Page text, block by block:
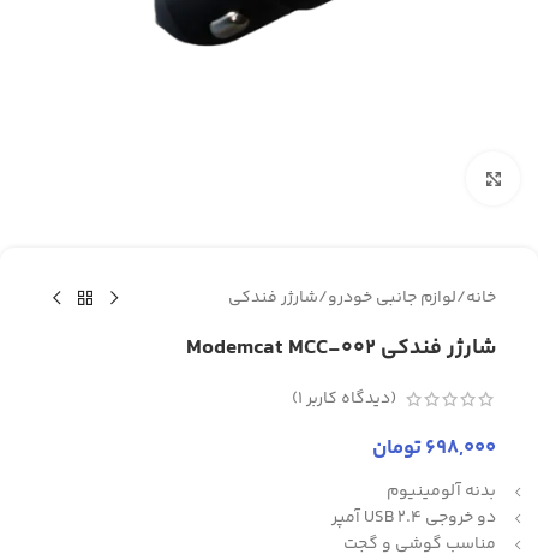
خانه/لوازم جانبی خودرو/شارژر فندکی
شارژر فندکی Modemcat MCC-002
(دیدگاه کاربر1
)
698,000تومان
بدنه آلومینیوم
دو خروجی USB 2.4 آمپر
مناسب گوشی و گجت